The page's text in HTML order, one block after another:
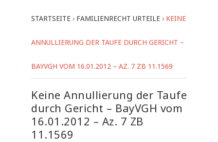
STARTSEITE › FAMILIENRECHT URTEILE › KEINE
ANNULLIERUNG DER TAUFE DURCH GERICHT –
BAYVGH VOM 16.01.2012 – AZ. 7 ZB 11.1569
Keine Annullierung der Taufe
durch Gericht – BayVGH vom
16.01.2012 – Az. 7 ZB
11.1569